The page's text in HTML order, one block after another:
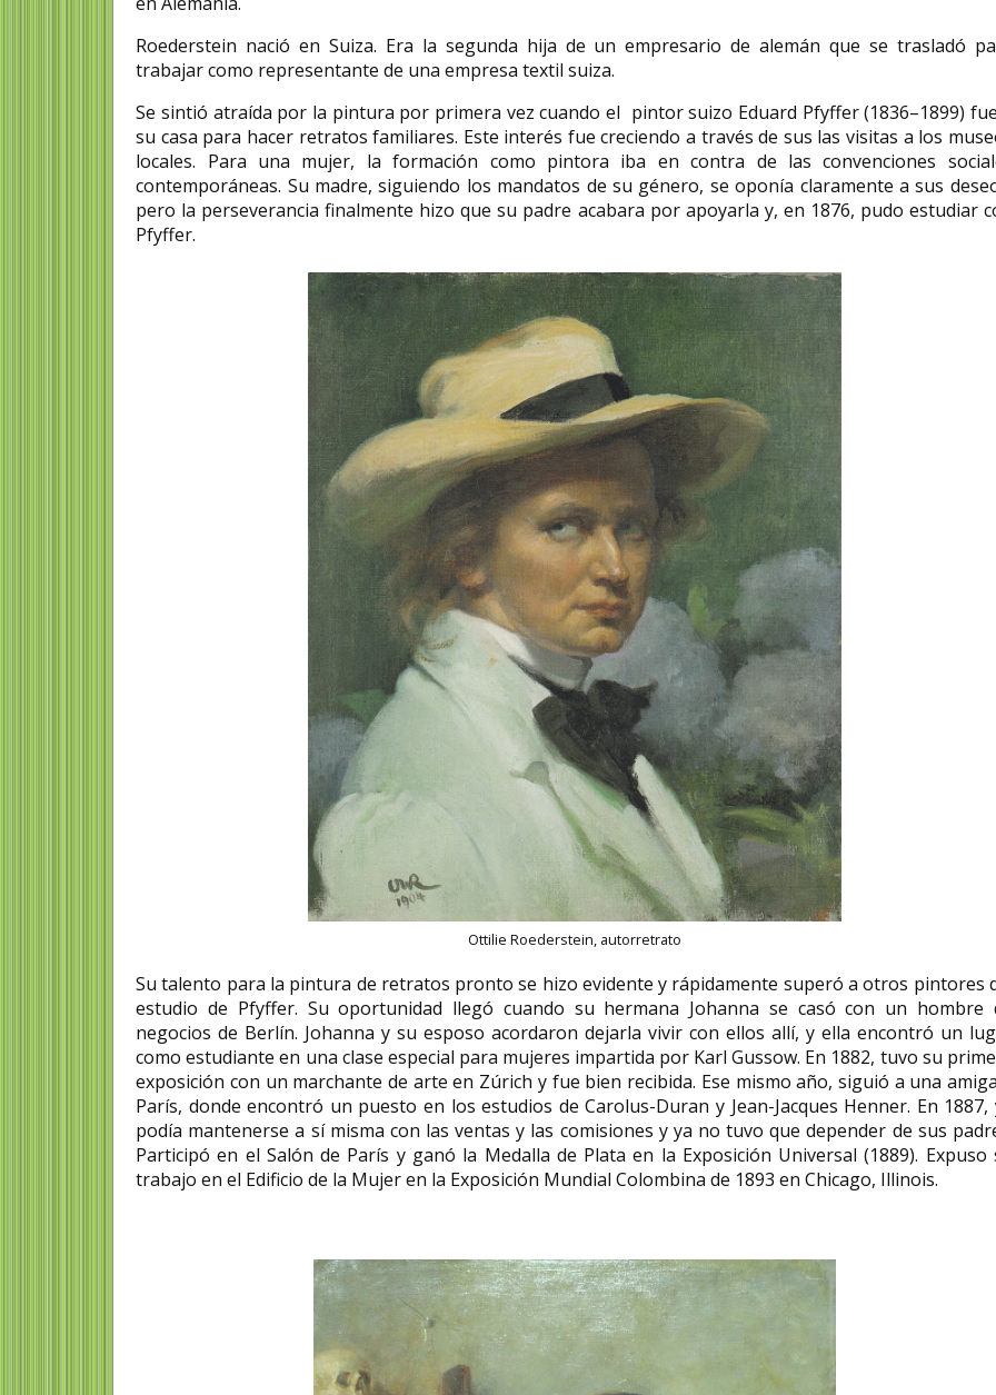
Roederstein nació en Suiza.​ Era la segunda hija de un empresario de alemán que se trasladó
trabajar como representante de una empresa textil suiza.
Se sintió atraída por la pintura por primera vez cuando el pintor suizo Eduard Pfyffer (1836–1899)
su casa para hacer retratos familiares. Este interés fue creciendo a través de sus las visitas a los
locales. Para una mujer, la formación como pintora iba en contra de las convenciones
contemporáneas. Su madre, siguiendo los mandatos de su género, se oponía claramente a sus
pero la perseverancia finalmente hizo que su padre acabara por apoyarla y, en 1876, pudo estudiar
Pfyffer.
Ottilie Roederstein, autorretrato
Su talento para la pintura de retratos pronto se hizo evidente y rápidamente superó a otros pintores
estudio de Pfyffer. Su oportunidad llegó cuando su hermana Johanna se casó con un hombre
negocios de Berlín. Johanna y su esposo acordaron dejarla vivir con ellos allí, y ella encontró un
como estudiante en una clase especial para mujeres impartida por Karl Gussow. En 1882, tuvo su
exposición con un marchante de arte en Zúrich y fue bien recibida. Ese mismo año, siguió a una
París, donde encontró un puesto en los estudios de Carolus-Duran y Jean-Jacques Henner.​ En 1887,
podía mantenerse a sí misma con las ventas y las comisiones y ya no tuvo que depender de sus
Participó en el Salón de París y ganó la Medalla de Plata en la Exposición Universal (1889). Expuso
trabajo en el Edificio de la Mujer en la Exposición Mundial Colombina de 1893 en Chicago, Illinois.